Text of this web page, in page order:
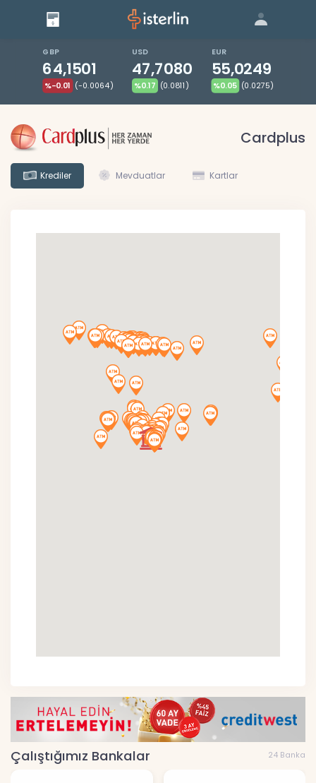
| Blog | Giriş
GBP
64,1501
%-0.01 (-0.0064)
USD
47,7080
%0.17 (0.0811)
EUR
55,0249
%0.05 (0.0275)
Cardplus
Krediler Mevduatlar Kartlar
Çalıştığımız Bankalar 24 Banka